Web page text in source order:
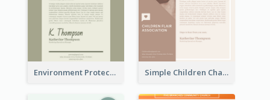
Environment Protection Charity Letterhead Simple Children Charity Letterhead